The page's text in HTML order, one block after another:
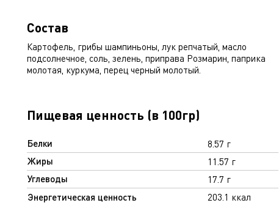
Состав
Картофель, грибы шампиньоны, лук репчатый, масло
подсолнечное, соль, зелень, приправа Розмарин, паприка
молотая, куркума, перец черный молотый.
Пищевая ценность (в 100гр)
Белки 8.57 г
Жиры 11.57 г
Углеводы 17.7 г
Энергетическая ценность 203.1 ккал